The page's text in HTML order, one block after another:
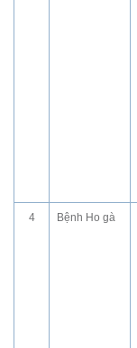
4 Bệnh Ho gà